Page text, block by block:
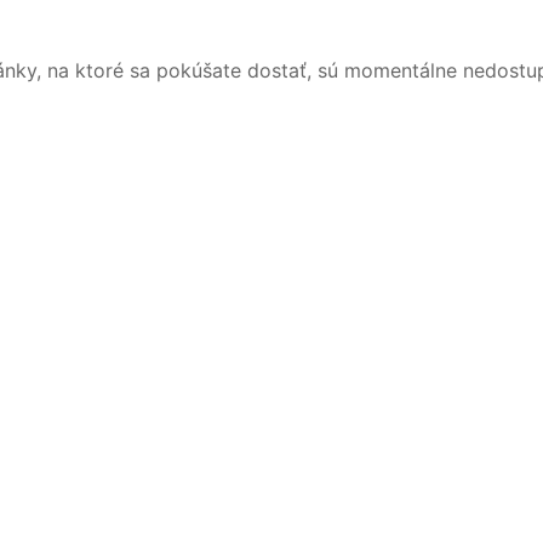
na ktoré sa pokúšate dostať, sú momentálne